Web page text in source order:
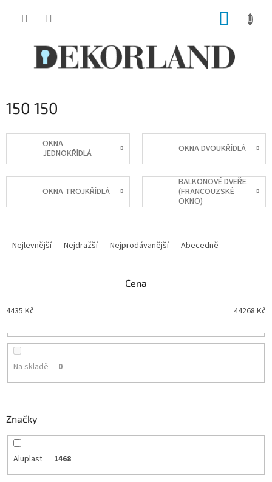
150 150
OKNA
JEDNOKŘÍDLÁ
OKNA DVOUKŘÍDLÁ
OKNA TROJKŘÍDLÁ
BALKONOVÉ DVEŘE
(FRANCOUZSKÉ
OKNO)
p
o
ů
Nejlevnější Nejdražší Nejprodávanější Abecedně
Cena
4435 Kč 44268 Kč
Na skladě 0
Značky
Aluplast 1468